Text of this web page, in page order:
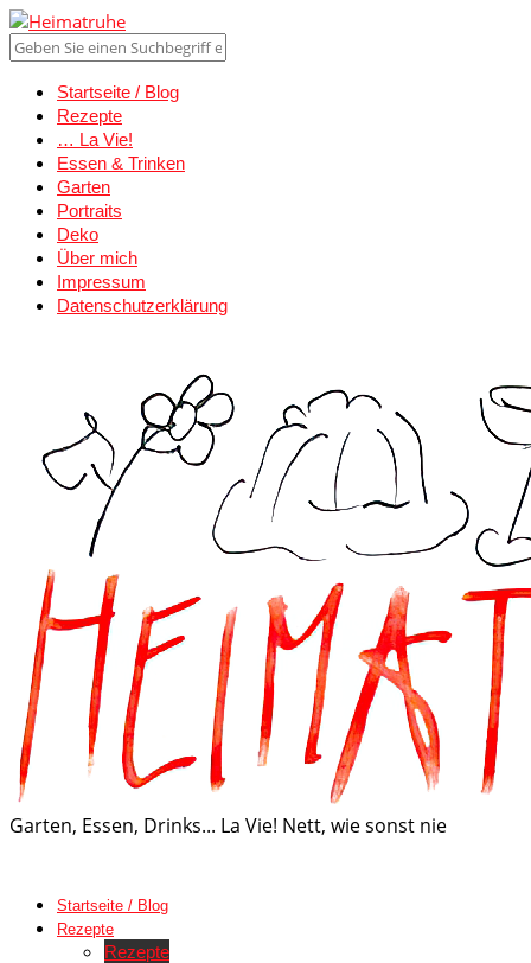
Startseite / Blog
Rezepte
… La Vie!
Essen & Trinken
Garten
Portraits
Deko
Über mich
Impressum
Datenschutzerklärung
Garten, Essen, Drinks... La Vie! Nett, wie sonst nie
Startseite / Blog
Rezepte
Rezepte